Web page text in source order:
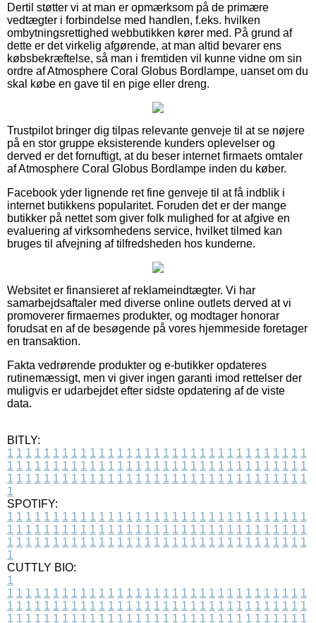
Dertil støtter vi at man er opmærksom på de primære
vedtægter i forbindelse med handlen, f.eks. hvilken
ombytningsrettighed webbutikken kører med. På grund af
dette er det virkelig afgørende, at man altid bevarer ens
købsbekræftelse, så man i fremtiden vil kunne vidne om sin
ordre af Atmosphere Coral Globus Bordlampe, uanset om du
skal købe en gave til en pige eller dreng.
Trustpilot bringer dig tilpas relevante genveje til at se nøjere
på en stor gruppe eksisterende kunders oplevelser og
derved er det fornuftigt, at du beser internet firmaets omtaler
af Atmosphere Coral Globus Bordlampe inden du køber.
Facebook yder lignende ret fine genveje til at få indblik i
internet butikkens popularitet. Foruden det er der mange
butikker på nettet som giver folk mulighed for at afgive en
evaluering af virksomhedens service, hvilket tilmed kan
bruges til afvejning af tilfredsheden hos kunderne.
Websitet er finansieret af reklameindtægter. Vi har
samarbejdsaftaler med diverse online outlets derved at vi
promoverer firmaernes produkter, og modtager honorar
forudsat en af de besøgende på vores hjemmeside foretager
en transaktion.
Fakta vedrørende produkter og e-butikker opdateres
rutinemæssigt, men vi giver ingen garanti imod rettelser der
muligvis er udarbejdet efter sidste opdatering af de viste
data.
BITLY:
1 1 1 1 1 1 1 1 1 1 1 1 1 1 1 1 1 1 1 1 1 1 1 1 1 1 1 1 1 1 1 1 1
1 1 1 1 1 1 1 1 1 1 1 1 1 1 1 1 1 1 1 1 1 1 1 1 1 1 1 1 1 1 1 1 1
1 1 1 1 1 1 1 1 1 1 1 1 1 1 1 1 1 1 1 1 1 1 1 1 1 1 1 1 1 1 1 1 1
1
SPOTIFY:
1 1 1 1 1 1 1 1 1 1 1 1 1 1 1 1 1 1 1 1 1 1 1 1 1 1 1 1 1 1 1 1 1
1 1 1 1 1 1 1 1 1 1 1 1 1 1 1 1 1 1 1 1 1 1 1 1 1 1 1 1 1 1 1 1 1
1 1 1 1 1 1 1 1 1 1 1 1 1 1 1 1 1 1 1 1 1 1 1 1 1 1 1 1 1 1 1 1 1
1
CUTTLY BIO:
1
1 1 1 1 1 1 1 1 1 1 1 1 1 1 1 1 1 1 1 1 1 1 1 1 1 1 1 1 1 1 1 1 1
1 1 1 1 1 1 1 1 1 1 1 1 1 1 1 1 1 1 1 1 1 1 1 1 1 1 1 1 1 1 1 1 1
1 1 1 1 1 1 1 1 1 1 1 1 1 1 1 1 1 1 1 1 1 1 1 1 1 1 1 1 1 1 1 1 1